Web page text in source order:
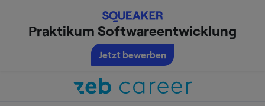
Praktikum Softwareentwicklung
Jetzt bewerben